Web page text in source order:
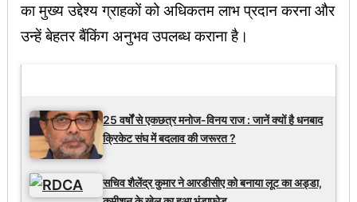
का मुख्य उद्देश्य ग्राहकों को अधिकतम लाभ प्रदान करना और
उन्हें बेहतर बैंकिंग अनुभव उपलब्ध कराना है।
25 वर्षों से एकछत्र मनोज-विनय राज : जानें क्यों है धनबाद
क्रिकेट संघ में बदलाव की जरूरत ?
सचिव शैलेंद्र कुमार ने आरडीसीए को बनाया लूट का अड्डा,